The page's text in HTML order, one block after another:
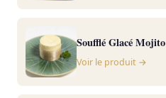
Soufflé Glacé Mojito
Voir le produit →